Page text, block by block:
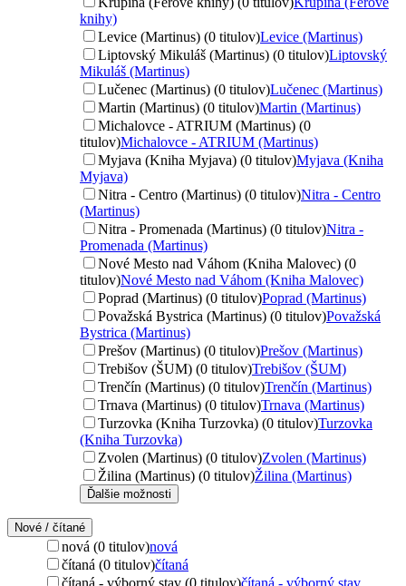
knihy)
Levice (Martinus) (0 titulov)Levice (Martinus)
Liptovský Mikuláš (Martinus) (0 titulov)Liptovský
Mikuláš (Martinus)
Lučenec (Martinus) (0 titulov)Lučenec (Martinus)
Martin (Martinus) (0 titulov)Martin (Martinus)
Michalovce - ATRIUM (Martinus) (0
titulov)Michalovce - ATRIUM (Martinus)
Myjava (Kniha Myjava) (0 titulov)Myjava (Kniha
Myjava)
Nitra - Centro (Martinus) (0 titulov)Nitra - Centro
(Martinus)
Nitra - Promenada (Martinus) (0 titulov)Nitra -
Promenada (Martinus)
Nové Mesto nad Váhom (Kniha Malovec) (0
titulov)Nové Mesto nad Váhom (Kniha Malovec)
Poprad (Martinus) (0 titulov)Poprad (Martinus)
Považská Bystrica (Martinus) (0 titulov)Považská
Bystrica (Martinus)
Prešov (Martinus) (0 titulov)Prešov (Martinus)
Trebišov (ŠUM) (0 titulov)Trebišov (ŠUM)
Trenčín (Martinus) (0 titulov)Trenčín (Martinus)
Trnava (Martinus) (0 titulov)Trnava (Martinus)
Turzovka (Kniha Turzovka) (0 titulov)Turzovka
(Kniha Turzovka)
Zvolen (Martinus) (0 titulov)Zvolen (Martinus)
Žilina (Martinus) (0 titulov)Žilina (Martinus)
Ďalšie možnosti
Nové / čítané
nová (0 titulov)nová
čítaná (0 titulov)čítaná
čítaná - výborný stav (0 titulov)čítaná - výborný stav